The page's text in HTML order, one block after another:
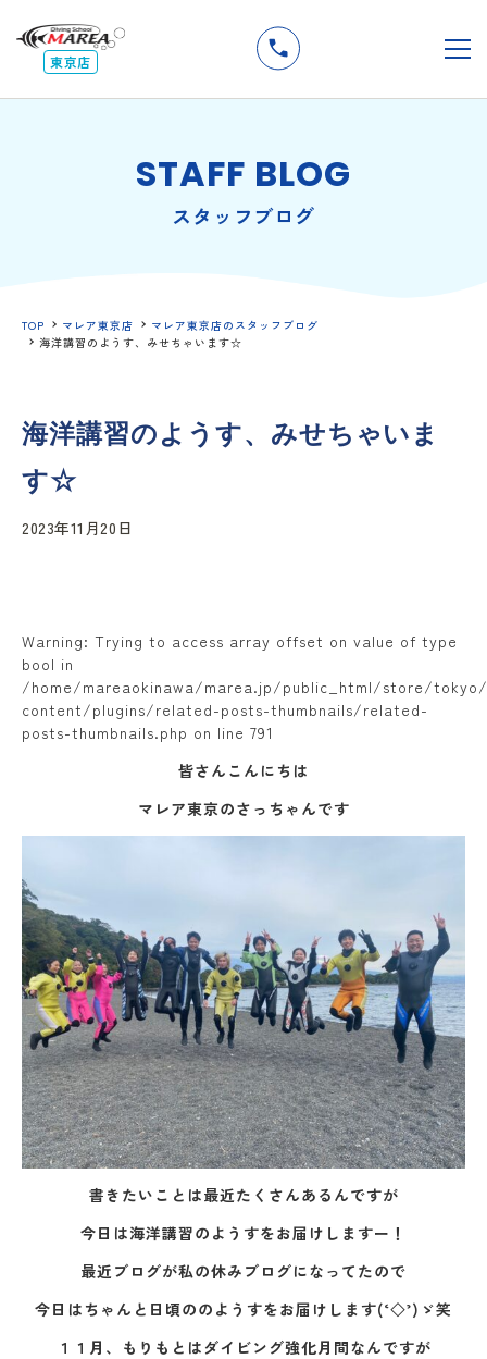
東京店
STAFF BLOG
スタッフブログ
TOP マレア東京店
マレア東京店のスタッフブログ
海洋講習のようす、みせちゃいます☆
海洋講習のようす、みせちゃいま
す☆
2023年11月20日
Warning: Trying to access array offset on value of type
bool in
/home/mareaokinawa/marea.jp/public_html/store/
content/plugins/related-posts-thumbnails/related-
posts-thumbnails.php on line 791
皆さんこんにちは
マレア東京のさっちゃんです
書きたいことは最近たくさんあるんですが
今日は海洋講習のようすをお届けしますー！
最近ブログが私の休みブログになってたので
今日はちゃんと日頃ののようすをお届けします(‘◇’)ゞ笑
１１月、もりもとはダイビング強化月間なんですが